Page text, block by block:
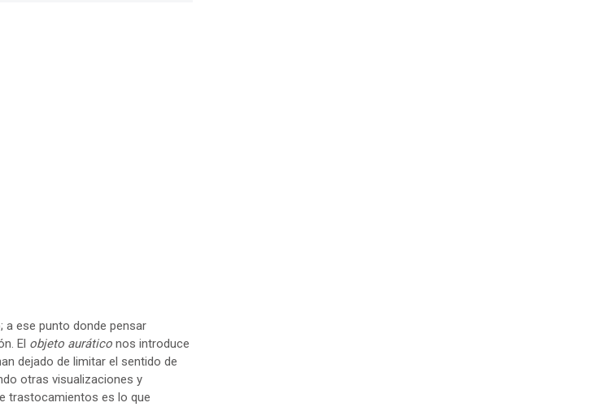
a ese punto donde pensar
El objeto aurático nos introduce
dejado de limitar el sentido de
otras visualizaciones y
trastocamientos es lo que